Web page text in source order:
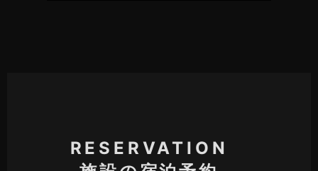
RESERVATION